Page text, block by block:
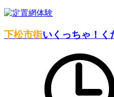
下松市街いくっちゃ！く